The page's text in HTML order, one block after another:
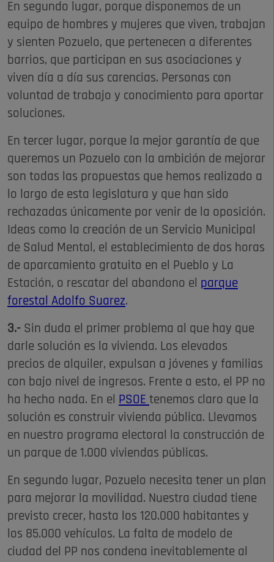
En segundo lugar, porque disponemos de un
equipo de hombres y mujeres que viven, trabajan
y sienten Pozuelo, que pertenecen a diferentes
barrios, que participan en sus asociaciones y
viven día a día sus carencias. Personas con
voluntad de trabajo y conocimiento para aportar
soluciones.
En tercer lugar, porque la mejor garantía de que
queremos un Pozuelo con la ambición de mejorar
son todas las propuestas que hemos realizado a
lo largo de esta legislatura y que han sido
rechazadas únicamente por venir de la oposición.
Ideas como la creación de un Servicio Municipal
de Salud Mental, el establecimiento de dos horas
de aparcamiento gratuito en el Pueblo y La
Estación, o rescatar del abandono el parque
forestal Adolfo Suarez.
3.- Sin duda el primer problema al que hay que
darle solución es la vivienda. Los elevados
precios de alquiler, expulsan a jóvenes y familias
con bajo nivel de ingresos. Frente a esto, el PP no
ha hecho nada. En el
PSOE tenemos claro que la
solución es construir vivienda pública. Llevamos
en nuestro programa electoral la construcción de
un parque de 1.000 viviendas públicas.
En segundo lugar, Pozuelo necesita tener un plan
para mejorar la movilidad. Nuestra ciudad tiene
previsto crecer, hasta los 120.000 habitantes y
los 85.000 vehículos. La falta de modelo de
ciudad del PP nos condena inevitablemente al